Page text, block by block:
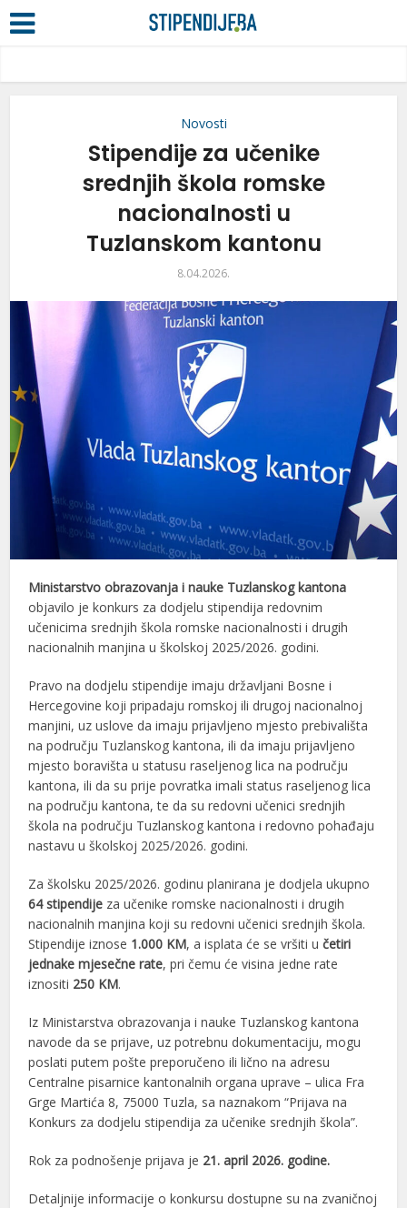
Novosti
Stipendije za učenike
srednjih škola romske
nacionalnosti u
Tuzlanskom kantonu
8.04.2026.
Ministarstvo obrazovanja i nauke Tuzlanskog kantona
objavilo je konkurs za dodjelu stipendija redovnim
učenicima srednjih škola romske nacionalnosti i drugih
nacionalnih manjina u školskoj 2025/2026. godini.
Pravo na dodjelu stipendije imaju državljani Bosne i
Hercegovine koji pripadaju romskoj ili drugoj nacionalnoj
manjini, uz uslove da imaju prijavljeno mjesto prebivališta
na području Tuzlanskog kantona, ili da imaju prijavljeno
mjesto boravišta u statusu raseljenog lica na području
kantona, ili da su prije povratka imali status raseljenog lica
na području kantona, te da su redovni učenici srednjih
škola na području Tuzlanskog kantona i redovno pohađaju
nastavu u školskoj 2025/2026. godini.
Za školsku 2025/2026. godinu planirana je dodjela ukupno
64 stipendije za učenike romske nacionalnosti i drugih
nacionalnih manjina koji su redovni učenici srednjih škola.
Stipendije iznose 1.000 KM, a isplata će se vršiti učetiri
jednake mjesečne rate, pri čemu će visina jedne rate
iznositi 250 KM.
Iz Ministarstva obrazovanja i nauke Tuzlanskog kantona
navode da se prijave, uz potrebnu dokumentaciju, mogu
poslati putem pošte preporučeno ili lično na adresu
Centralne pisarnice kantonalnih organa uprave – ulica Fra
Grge Martića 8, 75000 Tuzla, sa naznakom “Prijava na
Konkurs za dodjelu stipendija za učenike srednjih škola”.
Rok za podnošenje prijava je 21. april 2026. godine.
Detaljnije informacije o konkursu dostupne su na zvaničnoj